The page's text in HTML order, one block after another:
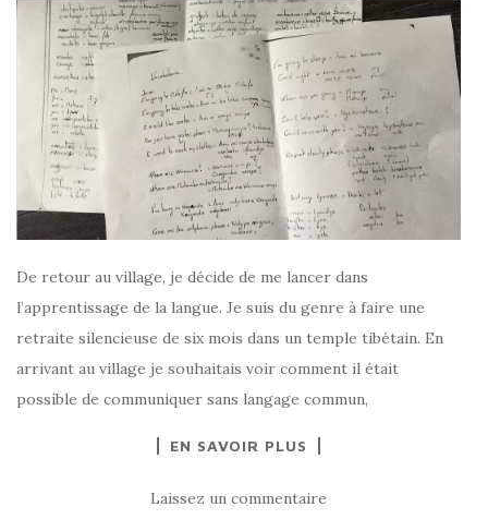
De retour au village, je décide de me lancer dans
l’apprentissage de la langue. Je suis du genre à faire une
retraite silencieuse de six mois dans un temple tibétain. En
arrivant au village je souhaitais voir comment il était
possible de communiquer sans langage commun,
EN SAVOIR PLUS
Laissez un commentaire